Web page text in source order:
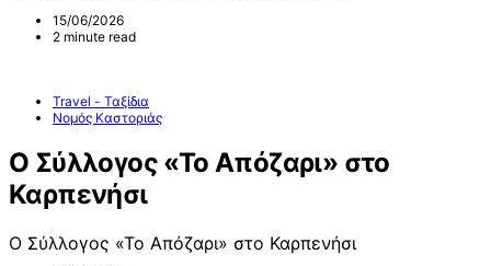
15/06/2026
2 minute read
Travel - Ταξίδια
Νομός Καστοριάς
Ο Σύλλογος «Το Απόζαρι» στο
Καρπενήσι
Ο Σύλλογος «Το Απόζαρι» στο Καρπενήσι